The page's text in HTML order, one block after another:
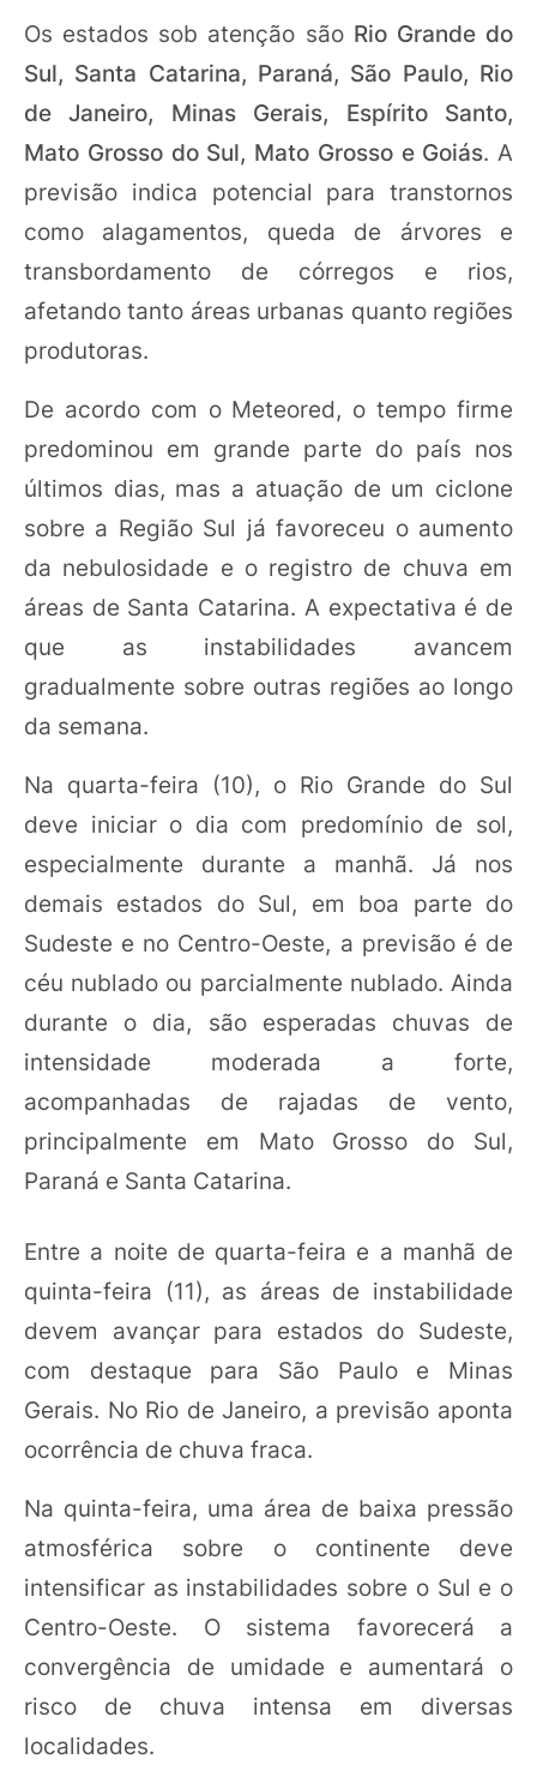
Os estados sob atenção são Rio Grande do
Sul, Santa Catarina, Paraná, São Paulo, Rio
de Janeiro, Minas Gerais, Espírito Santo,
Mato Grosso do Sul, Mato Grosso e Goiás. A
previsão indica potencial para transtornos
como alagamentos, queda de árvores e
transbordamento de córregos e rios,
afetando tanto áreas urbanas quanto regiões
produtoras.
De acordo com o Meteored, o tempo firme
predominou em grande parte do país nos
últimos dias, mas a atuação de um ciclone
sobre a Região Sul já favoreceu o aumento
da nebulosidade e o registro de chuva em
áreas de Santa Catarina. A expectativa é de
que as instabilidades avancem
gradualmente sobre outras regiões ao longo
da semana.
Na quarta-feira (10), o Rio Grande do Sul
deve iniciar o dia com predomínio de sol,
especialmente durante a manhã. Já nos
demais estados do Sul, em boa parte do
Sudeste e no Centro-Oeste, a previsão é de
céu nublado ou parcialmente nublado. Ainda
durante o dia, são esperadas chuvas de
intensidade moderada a forte,
acompanhadas de rajadas de vento,
principalmente em Mato Grosso do Sul,
Paraná e Santa Catarina.
Entre a noite de quarta-feira e a manhã de
quinta-feira (11), as áreas de instabilidade
devem avançar para estados do Sudeste,
com destaque para São Paulo e Minas
Gerais. No Rio de Janeiro, a previsão aponta
ocorrência de chuva fraca.
Na quinta-feira, uma área de baixa pressão
atmosférica sobre o continente deve
intensificar as instabilidades sobre o Sul e o
Centro-Oeste. O sistema favorecerá a
convergência de umidade e aumentará o
risco de chuva intensa em diversas
localidades.